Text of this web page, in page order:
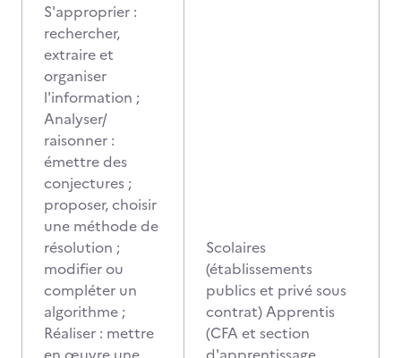
S'approprier :
rechercher,
extraire et
organiser
l'information ;
Analyser/
raisonner :
émettre des
conjectures ;
proposer, choisir
une méthode de
résolution ;
modifier ou
compléter un
algorithme ;
Réaliser : mettre
Scolaires
(établissements
publics et privé sous
contrat) Apprentis
(CFA et section